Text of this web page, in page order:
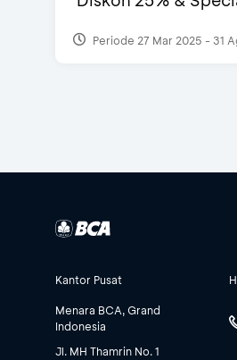
Periode 27 Mar 2025 - 31
Kantor Pusat
Menara BCA, Grand
Indonesia
Jl. MH Thamrin No. 1